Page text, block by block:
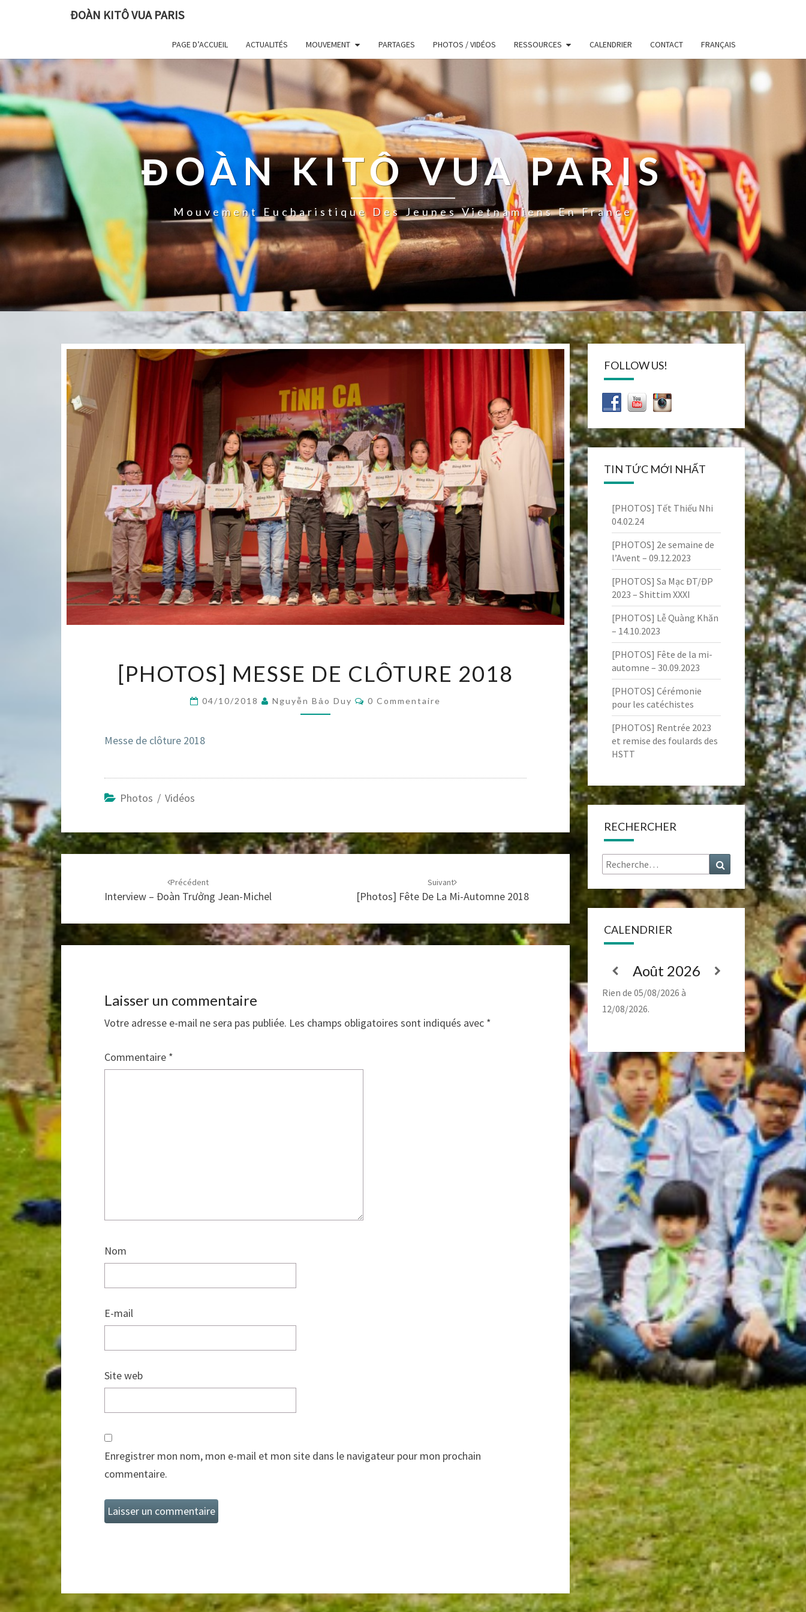
ĐOÀN KITÔ VUA PARIS
PAGE D’ACCUEIL ACTUALITÉS MOUVEMENT PARTAGES PHOTOS / VIDÉOS RESSOURCES CALENDRIER CONTACT FRANÇAIS
ĐOÀN KITÔ VUA PARIS
Mouvement Eucharistique Des Jeunes Vietnamiens En France
MESSE
CLÔTURE
2018
[PHOTOS] MESSE DE CLÔTURE 2018
04/10/2018 Nguyễn Bảo Duy Commentaires
0 Commentaire
Messe de clôture 2018
Photos / Vidéos
Navigation
d'article
Précédent
Interview – Đoàn Trưởng Jean-Michel
Suivant
[Photos] Fête De La Mi-Automne 2018
Laisser un commentaire
Votre adresse e-mail ne sera pas publiée. Les champs obligatoires sont indiqués avec *
Commentaire *
Nom
E-mail
Site web
Enregistrer mon nom, mon e-mail et mon site dans le navigateur pour mon prochain
commentaire.
FOLLOW US!
TIN TỨC MỚI NHẤT
[PHOTOS] Tết Thiếu Nhi
04.02.24
[PHOTOS] 2e semaine de
l’Avent – 09.12.2023
[PHOTOS] Sa Mạc ĐT/ĐP
2023 – Shittim XXXI
[PHOTOS] Lễ Quàng Khăn
– 14.10.2023
[PHOTOS] Fête de la mi-
automne – 30.09.2023
[PHOTOS] Cérémonie
pour les catéchistes
[PHOTOS] Rentrée 2023
et remise des foulards des
HSTT
RECHERCHER
Rechercher : Recherche
CALENDRIER
Août 2026
Rien de 05/08/2026 à
12/08/2026.